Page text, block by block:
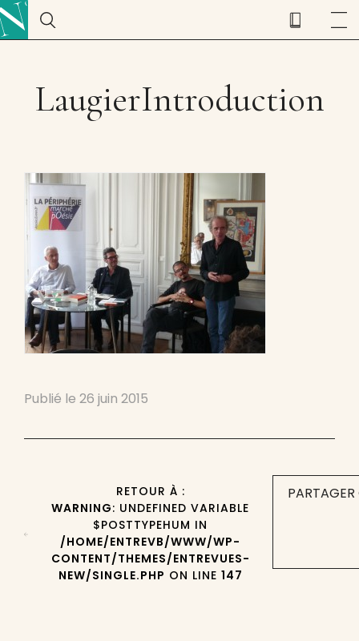
LaugierIntroduction
Publié le 26 juin 2015
RETOUR À :
WARNING: UNDEFINED VARIABLE
$POSTTYPEHUM IN
/HOME/ENTREVB/WWW/WP-
CONTENT/THEMES/ENTREVUES-
NEW/SINGLE.PHP ON LINE 147